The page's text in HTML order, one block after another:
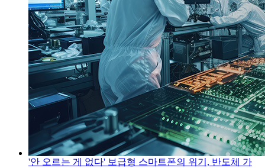
'안 오르는 게 없다' 보급형 스마트폰의 위기, 반도체 가